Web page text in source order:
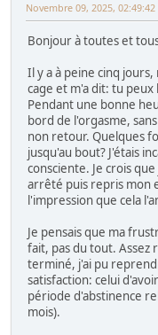
Novembre 09, 2025, 02:49:42
Bonjour à toutes et
Il y a à peine cinq
cage et m'a dit: tu peux
Pendant une bonne
bord de l'orgasme,
non retour. Quelques
jusqu'au bout? J'étais
consciente. Je crois
arrêté puis repris mon
l'impression que cela
Je pensais que ma
fait, pas du tout. Assez
terminé, j'ai pu
satisfaction: celui
période d'abstinence
mois).